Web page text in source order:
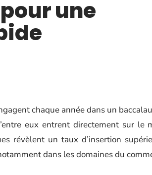
une
chaque année dans un
eux entrent directement sur le
révèlent un taux d’insertion
dans les domaines du